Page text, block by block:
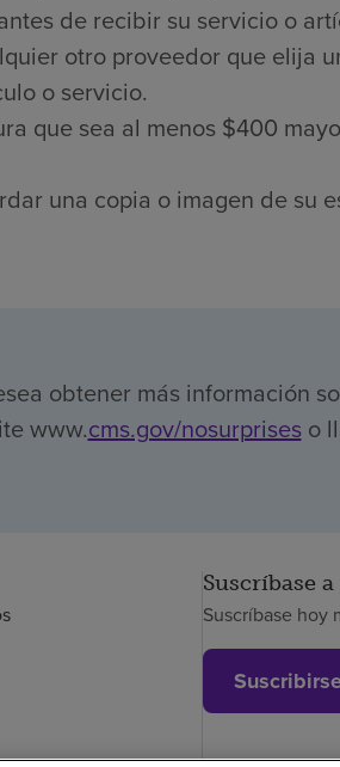
de recibir su servicio o
otro proveedor que elija
o servicio.
que sea al menos $400
una copia o imagen de su
obtener más información
www.cms.gov/nosurpriseso
Suscríbase
Suscríbase hoy